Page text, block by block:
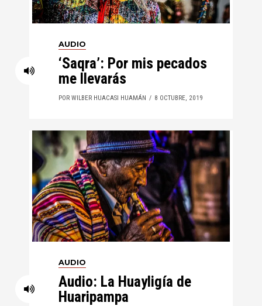
AUDIO
‘Saqra’: Por mis pecados
me llevarás
POR WILBER HUACASI HUAMÁN 8 OCTUBRE, 2019
AUDIO
Audio: La Huayligía de
Huaripampa